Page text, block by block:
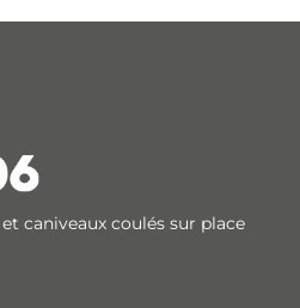
caniveaux coulés sur place